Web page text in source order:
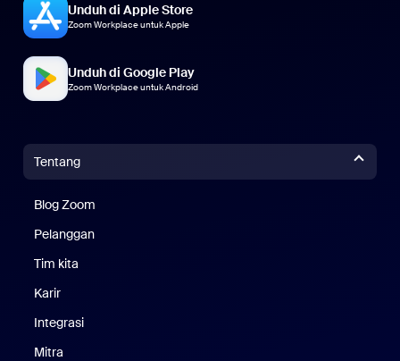
Unduh di Apple Store
Zoom Workplace untuk Apple
Unduh di Google Play
Zoom Workplace untuk Android
Tentang
Blog Zoom
Pelanggan
Tim kita
Karir
Integrasi
Mitra